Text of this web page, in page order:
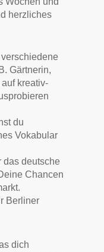
herzliches
Gärtnerin,
kreativ-
du
Vokabular
das deutsche
Chancen
Berliner
dich